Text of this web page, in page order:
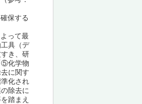
保する
って最
具（デ
き、研
⑤化学物
に関す
化され
除去に
踏まえ